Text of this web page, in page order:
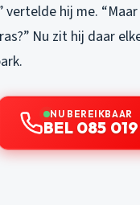
vertelde hij me.
Nu zit hij daar
NU BEREIKBAAR
BEL 085